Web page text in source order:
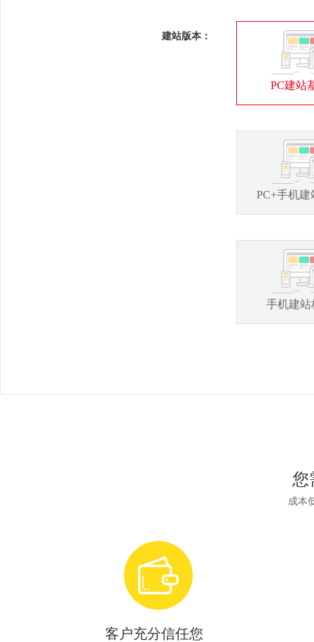
建站版本：
PC建站
PC+手机建
手机建站
您
成本
客户充分信任您